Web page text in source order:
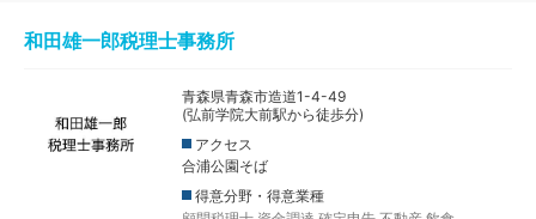
和田雄一郎税理士事務所
青森県青森市造道1-4-49
(弘前学院大前駅から徒歩分)
アクセス
合浦公園そば
得意分野・得意業種